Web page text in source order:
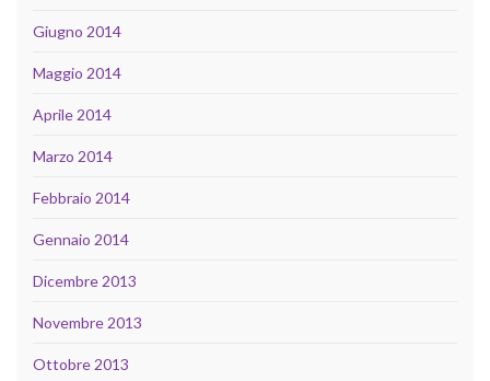
Giugno 2014
Maggio 2014
Aprile 2014
Marzo 2014
Febbraio 2014
Gennaio 2014
Dicembre 2013
Novembre 2013
Ottobre 2013